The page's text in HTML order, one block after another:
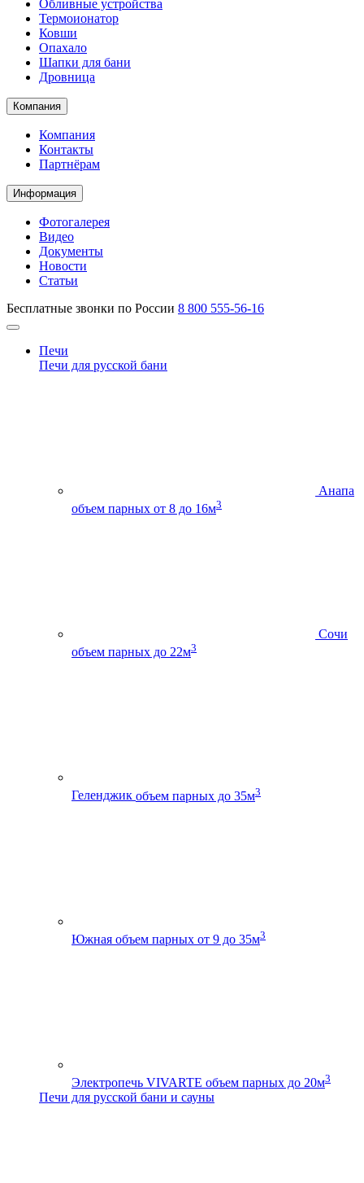
Обливные устройства
Термоионатор
Ковши
Опахало
Шапки для бани
Дровница
Компания
Компания
Контакты
Партнёрам
Информация
Фотогалерея
Видео
Документы
Новости
Статьи
Бесплатные звонки по России 8 800 555-56-16
Печи
Печи для русской бани
Анапа
объем парных от 8 до 16м3
Сочи
объем парных до 22м3
Геленджик объем парных до 35м3
Южная объем парных от 9 до 35м3
Электропечь VIVARTE объем парных до 20м3
Печи для русской бани и сауны